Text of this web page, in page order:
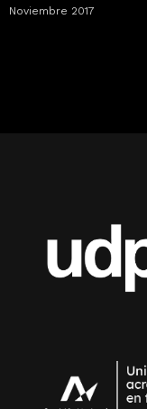
Noviembre 2017